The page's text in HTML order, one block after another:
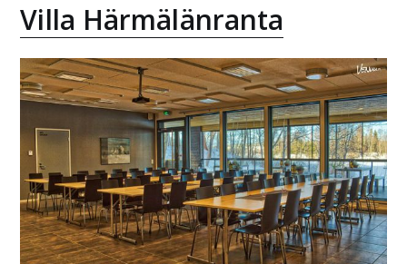
Villa Härmälänranta